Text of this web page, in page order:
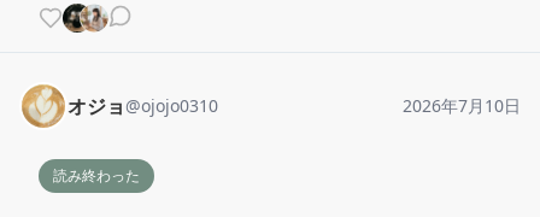
オジョ @ojojo0310 2026年7月10日
読み終わった